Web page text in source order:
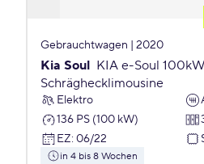
Gebrauchtwagen | 2020
Kia Soul KIA e-Soul
Schräghecklimousine
Elektro
136 PS (100 kW)
EZ: 06/22
in 4 bis 8 Wochen